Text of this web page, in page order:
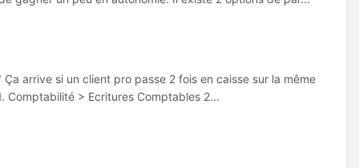
arrive si un client pro passe 2 fois en caisse sur la même
Comptabilité > Ecritures Comptables 2...